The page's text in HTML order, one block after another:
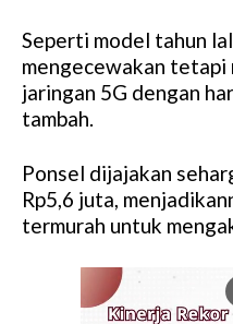
Seperti model tahun
mengecewakan tetapi
jaringan 5G dengan
tambah.
Ponsel dijajakan
Rp5,6 juta,
termurah untuk